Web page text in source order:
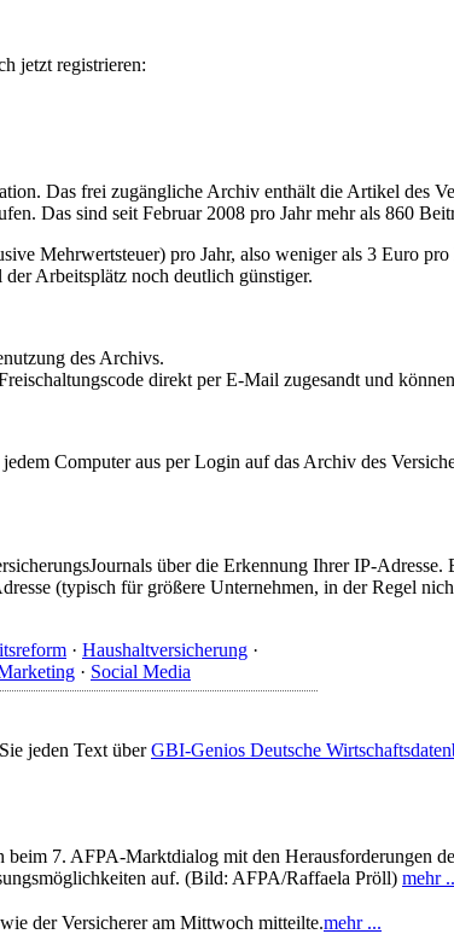
jetzt registrieren:
Das frei zugängliche Archiv enthält die Artikel des
Das sind seit Februar 2008 pro Jahr mehr als 860
Mehrwertsteuer) pro Jahr, also weniger als 3 Euro
Arbeitsplätz noch deutlich günstiger.
des Archivs.
direkt per E-Mail zugesandt und
Computer aus per Login auf das Archiv des
über die Erkennung Ihrer IP-
(typisch für größere Unternehmen, in der Regel
· Haushaltversicherung ·
· Social Media
jeden Text überGBI-Genios Deutsche
beim 7. AFPA-Marktdialog mit den Herausforderungen
auf. (Bild: AFPA/Raffaela Pröll) mehr
der Versicherer am Mittwoch mitteilte.mehr ...